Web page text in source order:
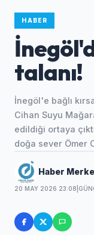
HABER
talanı!
İnegöl'e bağlı
Cihan Suyu
edildiği ortaya
doğa sever Ömer
Haber
20 MAY 2026 23:08